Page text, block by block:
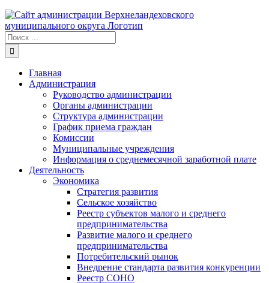
Результат
поиска:
Главная
Администрация
Руководство администрации
Органы администрации
Структура администрации
График приема граждан
Комиссии
Муниципальные учреждения
Информация о среднемесячной заработной плате
Деятельность
Экономика
Стратегия развития
Сельское хозяйство
Реестр субъектов малого и среднего
предпринимательства
Развитие малого и среднего
предпринимательства
Потребительский рынок
Внедрение стандарта развития конкуренции
Реестр СОНО